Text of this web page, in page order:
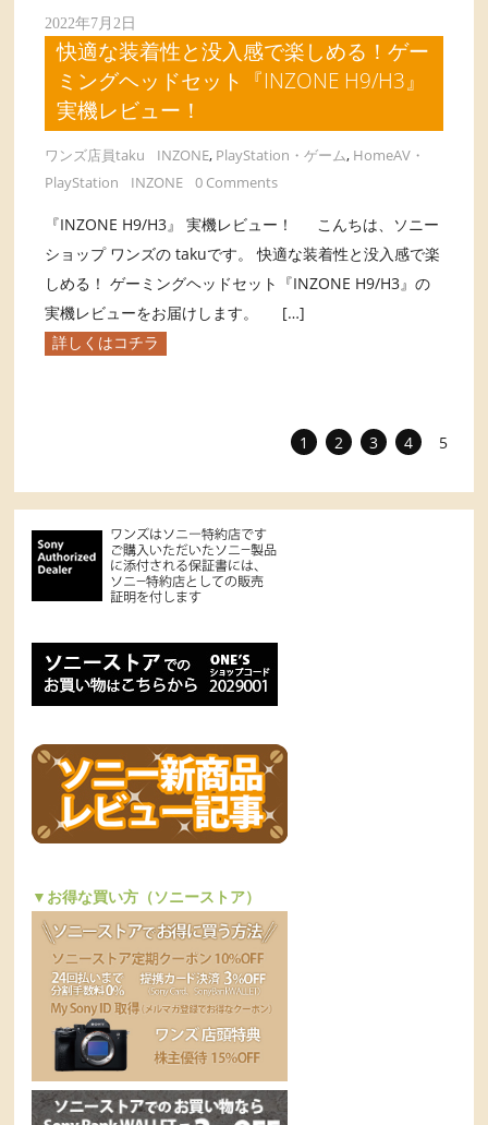
2022年7月2日
快適な装着性と没入感で楽しめる！ゲー
ミングヘッドセット『INZONE H9/H3』
実機レビュー！
ワンズ店員taku INZONE, PlayStation・ゲーム, HomeAV・
PlayStation
INZONE 0 Comments
『INZONE H9/H3』 実機レビュー！ こんちは、ソニー
ショップ ワンズの takuです。 快適な装着性と没入感で楽
しめる！ ゲーミングヘッドセット『INZONE H9/H3』の
実機レビューをお届けします。 […]
詳しくはコチラ
1 2 3 4 5
▼お得な買い方（ソニーストア）